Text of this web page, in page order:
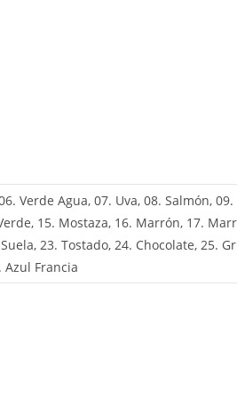
Verde Agua, 07. Uva, 08. Salmón, 09.
15. Mostaza, 16. Marrón, 17.
23. Tostado, 24. Chocolate, 25.
Azul Francia